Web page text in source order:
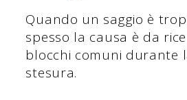
Quando un saggio è
spesso la causa è da
blocchi comuni durante
stesura.